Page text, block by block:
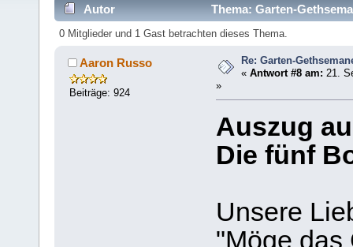
Autor Thema: Garten-
0 Mitglieder und 1 Gast betrachten dieses Thema.
Aaron Russo
Beiträge: 924
Re: Garten-
«Antwort #8 am: 21.
»
Auszug
Die fünf
Unsere
"Möge das